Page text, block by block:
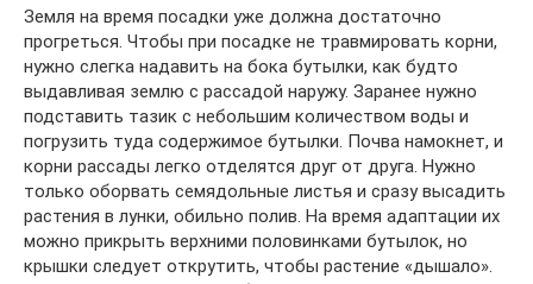
Земля на время посадки уже должна достаточно
прогреться. Чтобы при посадке не травмировать корни,
нужно слегка надавить на бока бутылки, как будто
выдавливая землю с рассадой наружу. Заранее нужно
подставить тазик с небольшим количеством воды и
погрузить туда содержимое бутылки. Почва намокнет, и
корни рассады легко отделятся друг от друга. Нужно
только оборвать семядольные листья и сразу высадить
растения в лунки, обильно полив. На время адаптации их
можно прикрыть верхними половинками бутылок, но
крышки следует открутить, чтобы растение «дышало».